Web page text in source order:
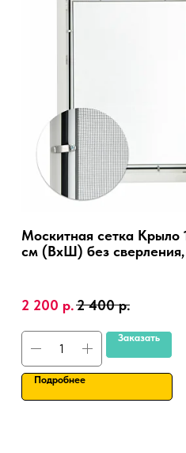
Москитная сетка Крыло
см (ВхШ) без
2 200 р.2 400 р.
Заказать
Подробнее